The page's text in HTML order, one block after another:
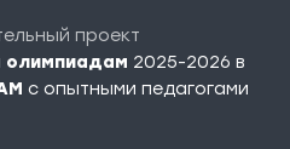
проект
олимпиадам 2025-2026 в
c опытными педагогами